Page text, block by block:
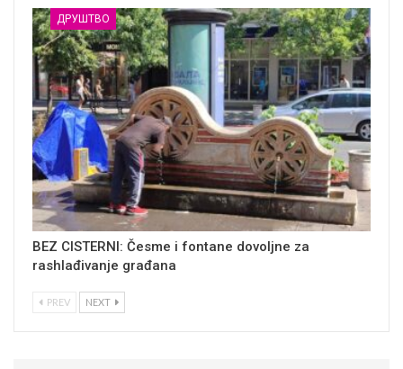
ДРУШТВО
BEZ CISTERNI: Česme i fontane dovoljne za
rashlađivanje građana
PREV NEXT